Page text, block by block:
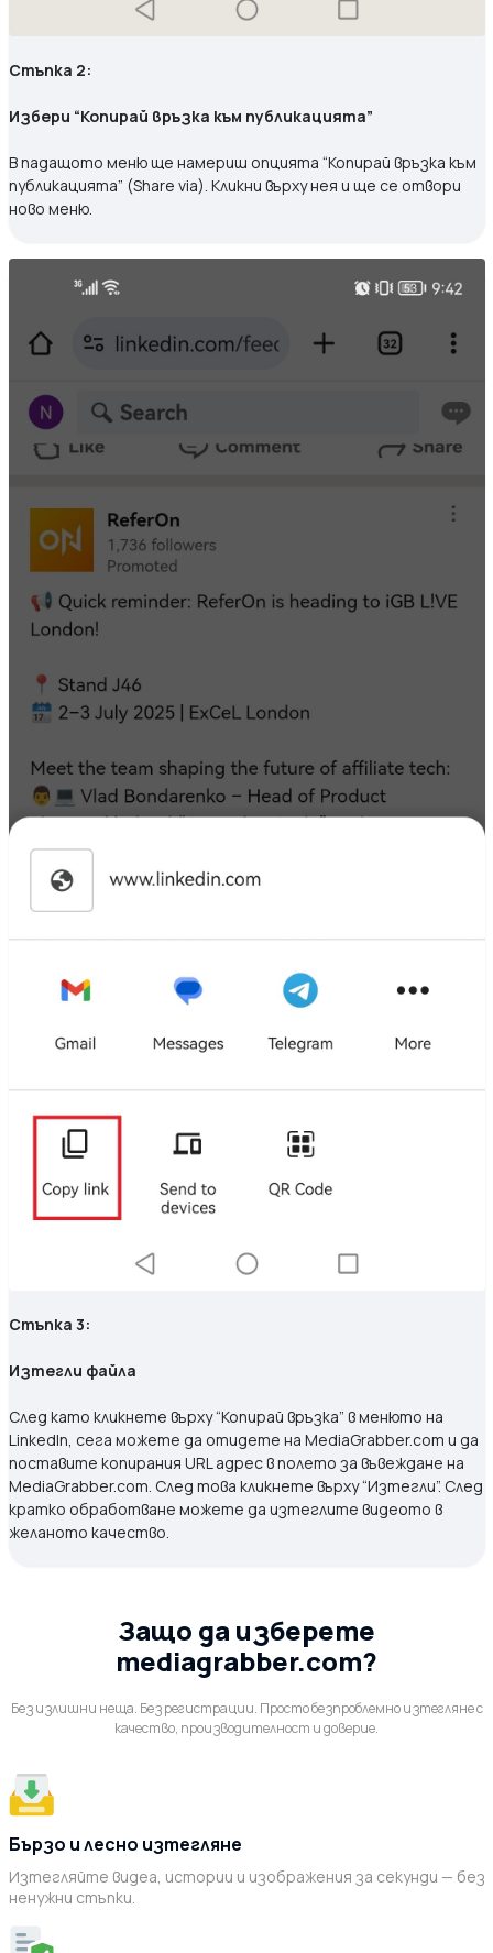
Стъпка 2:
Избери “Копирай връзка към публикацията”
В падащото меню ще намериш опцията “Копирай връзка към
публикацията” (Share via). Кликни върху нея и ще се отвори
ново меню.
Стъпка 3:
Изтегли файла
След като кликнете върху “Копирай връзка” в менюто на
LinkedIn, сега можете да отидете на MediaGrabber.com и да
поставите копирания URL адрес в полето за въвеждане на
MediaGrabber.com. След това кликнете върху “Изтегли”. След
кратко обработване можете да изтеглите видеото в
желаното качество.
Защо да изберете
mediagrabber.com?
Без излишни неща. Без регистрации. Просто безпроблемно изтегляне с
качество, производителност и доверие.
Бързо и лесно изтегляне
Изтегляйте видеа, истории и изображения за секунди — без
ненужни стъпки.